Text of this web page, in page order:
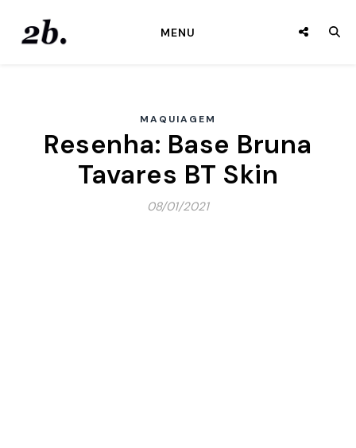
MENU
MAQUIAGEM
Resenha: Base Bruna
Tavares BT Skin
08/01/2021